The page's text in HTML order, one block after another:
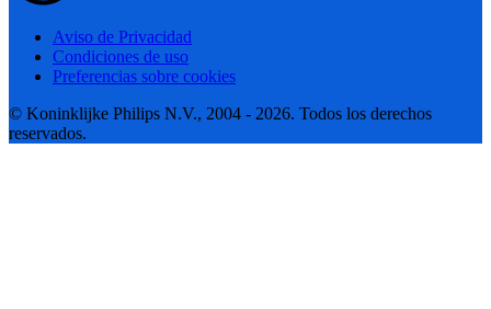
Aviso de Privacidad
Condiciones de uso
Preferencias sobre cookies
© Koninklijke Philips N.V., 2004 - 2026. Todos los derechos
reservados.